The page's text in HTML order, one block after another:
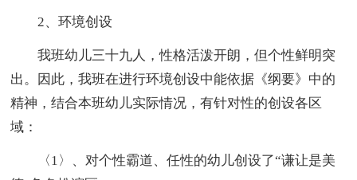
2、环境创设
我班幼儿三十九人，性格活泼开朗，但个性鲜明突
出。因此，我班在进行环境创设中能依据《纲要》中的
精神，结合本班幼儿实际情况，有针对性的创设各区
域：
〈1〉、对个性霸道、任性的幼儿创设了“谦让是美